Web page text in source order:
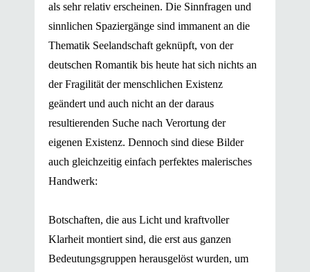
als sehr relativ erscheinen. Die Sinnfragen und
sinnlichen Spaziergänge sind immanent an die
Thematik Seelandschaft geknüpft, von der
deutschen Romantik bis heute hat sich nichts an
der Fragilität der menschlichen Existenz
geändert und auch nicht an der daraus
resultierenden Suche nach Verortung der
eigenen Existenz. Dennoch sind diese Bilder
auch gleichzeitig einfach perfektes malerisches
Handwerk:
Botschaften, die aus Licht und kraftvoller
Klarheit montiert sind, die erst aus ganzen
Bedeutungsgruppen herausgelöst wurden, um